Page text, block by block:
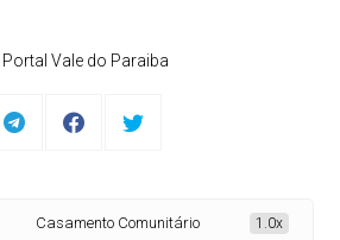
Portal Vale do Paraiba
Casamento Comunitário 2026 abre inscrições
1.0x